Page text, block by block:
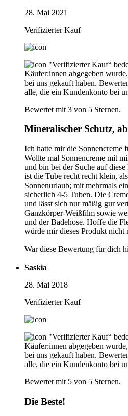
28. Mai 2021
Verifizierter Kauf
"Verifizierter Kauf“
Käufer:innen abgegeben
bei uns gekauft haben.
alle, die ein Kundenkonto bei
Bewertet mit 3 von 5 Sternen.
Mineralischer Schutz,
Ich hatte mir die Sonnencreme
Wollte mal Sonnencreme mit
und bin bei der Suche auf
ist die Tube recht recht klein,
Sonnenurlaub; mit mehrmals
sicherlich 4-5 Tuben. Die
und lässt sich nur mäßig gur
Ganzkörper-Weißfilm sowie
und der Badehose. Hoffe die
würde mir dieses Produkt nicht
War diese Bewertung für dich
Saskia
28. Mai 2018
Verifizierter Kauf
"Verifizierter Kauf“
Käufer:innen abgegeben
bei uns gekauft haben.
alle, die ein Kundenkonto bei
Bewertet mit 5 von 5 Sternen.
Die Beste!